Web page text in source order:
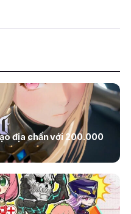
địa chấn với 200.000